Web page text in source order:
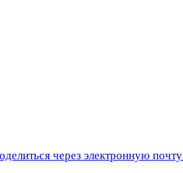
через электронную почту